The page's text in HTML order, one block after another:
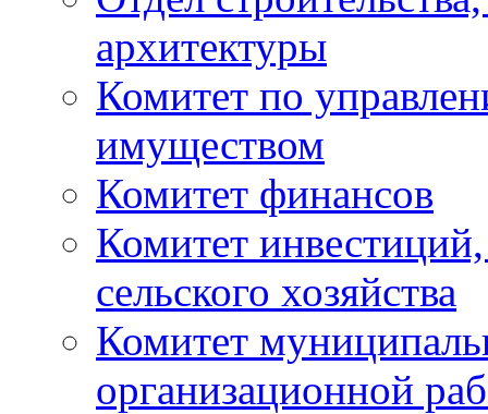
архитектуры
Комитет по
имуществом
Комитет финансов
Комитет
сельского хозяйства
Комитет
организационной